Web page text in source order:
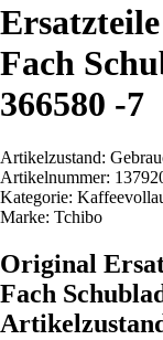
Fach
366580 -7
Artikelzustand:
Artikelnummer:
Kategorie:
Marke: Tchibo
Original
Fach